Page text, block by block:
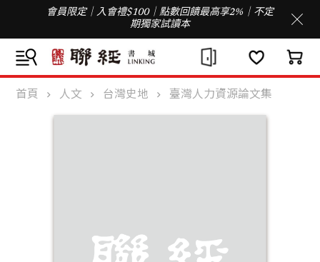
會員限定｜入會禮$100｜點數回饋最高享2%｜不定
期獨家試讀本
首頁 人文 台灣史地 臺灣人力資源論文集